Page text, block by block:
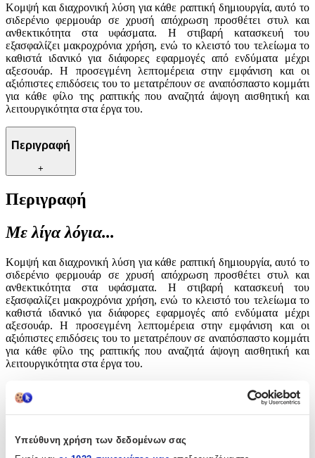
Υπεύθυνη χρήση των δεδομένων σας
Κομψή και διαχρονική λύση για κάθε ραπτική δημιουργία, αυτό το
σιδερένιο φερμουάρ σε χρυσή απόχρωση προσθέτει στυλ και
ανθεκτικότητα στα υφάσματα. Η στιβαρή κατασκευή του
εξασφαλίζει μακροχρόνια χρήση, ενώ το κλειστό του τελείωμα το
καθιστά ιδανικό για διάφορες εφαρμογές από ενδύματα μέχρι
αξεσουάρ. Η προσεγμένη λεπτομέρεια στην εμφάνιση και οι
αξιόπιστες επιδόσεις του το μετατρέπουν σε αναπόσπαστο κομμάτι
για κάθε φίλο της ραπτικής που αναζητά άψογη αισθητική και
λειτουργικότητα στα έργα του.
Περιγραφή
+
Περιγραφή
Με λίγα λόγια...
Κομψή και διαχρονική λύση για κάθε ραπτική δημιουργία, αυτό το
σιδερένιο φερμουάρ σε χρυσή απόχρωση προσθέτει στυλ και
ανθεκτικότητα στα υφάσματα. Η στιβαρή κατασκευή του
εξασφαλίζει μακροχρόνια χρήση, ενώ το κλειστό του τελείωμα το
καθιστά ιδανικό για διάφορες εφαρμογές από ενδύματα μέχρι
αξεσουάρ. Η προσεγμένη λεπτομέρεια στην εμφάνιση και οι
αξιόπιστες επιδόσεις του το μετατρέπουν σε αναπόσπαστο κομμάτι
για κάθε φίλο της ραπτικής που αναζητά άψογη αισθητική και
λειτουργικότητα στα έργα του.
Χαρακτηριστικά
Φερμουάρ